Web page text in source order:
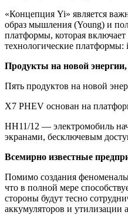
«Концепция Yi» является
образ мышления (Young) и
платформы, которая
технологические
Продукты на новой
Пять продуктов на новой
X7 PHEV основан на
HH11/12 — электромобиль
экранами, бесключевым
Всемирно известные
Помимо создания
что в полной мере
стороны будут тесно
аккумуляторов и утилизации